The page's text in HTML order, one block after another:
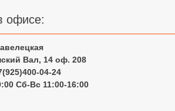
офисе:
Вал, 14 оф. 208
04-24
Сб-Вс 11:00-16:00